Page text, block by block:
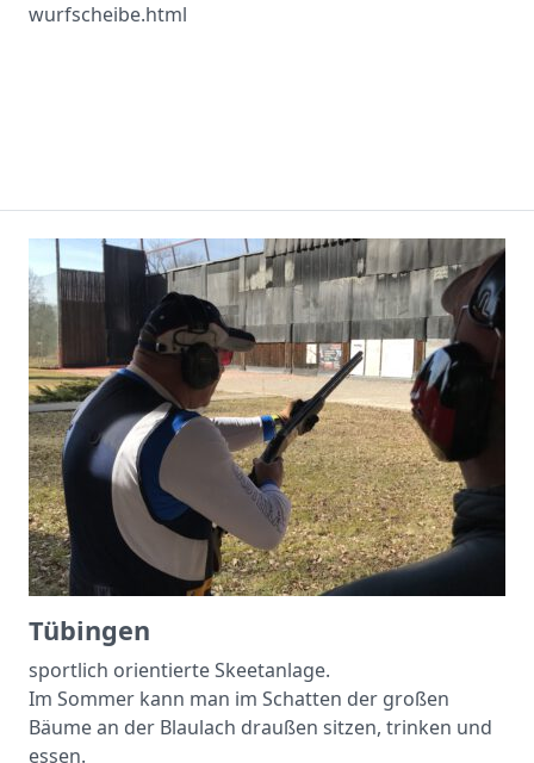
wurfscheibe.html
Tübingen
sportlich orientierte Skeetanlage.
Im Sommer kann man im Schatten der großen
Bäume an der Blaulach draußen sitzen, trinken und
essen.